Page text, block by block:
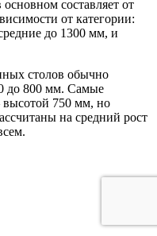
составляет от
от категории:
до 1300 мм, и
столов обычно
до 800 мм. Самые
750 мм, но
на средний рост